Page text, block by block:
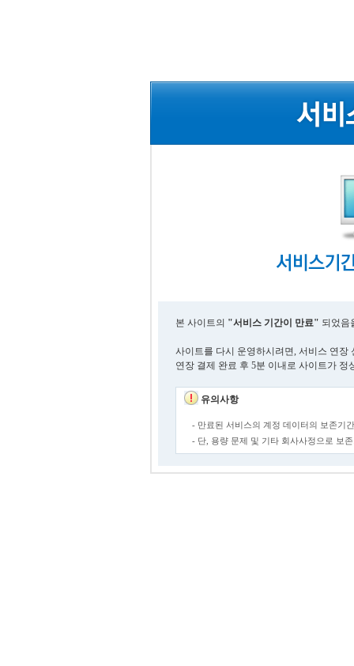
본 사이트의 "서비스 기간이 만료" 되었음
사이트를 다시 운영하시려면, 서비스 연장
연장 결제 완료 후 5분 이내로 사이트가 정
유의사항
- 만료된 서비스의 계정 데이터의 보존기
- 단, 용량 문제 및 기타 회사사정으로 보